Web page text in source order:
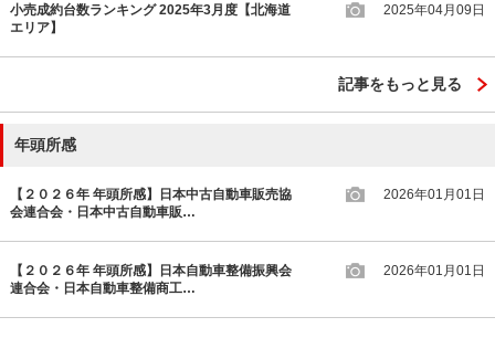
小売成約台数ランキング 2025年3月度【北海道
エリア】
2025年04月09日
記事をもっと見る
年頭所感
【２０２６年 年頭所感】日本中古自動車販売協
会連合会・日本中古自動車販…
2026年01月01日
【２０２６年 年頭所感】日本自動車整備振興会
連合会・日本自動車整備商工…
2026年01月01日